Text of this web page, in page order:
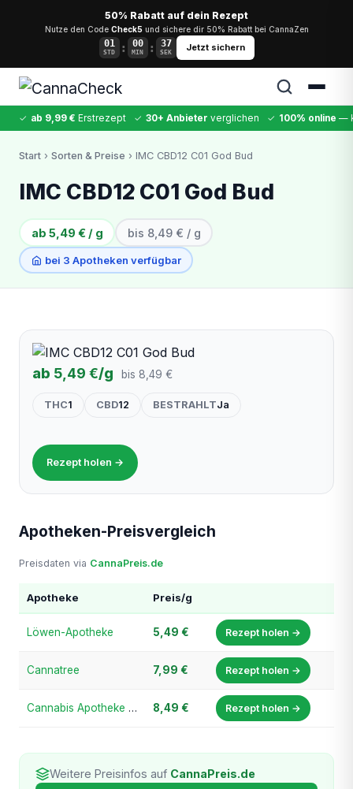
50% Rabatt auf dein Rezept
Nutze den Code Check5und sichere dir 50% Rabatt bei CannaZen
01
STD : 00
MIN : 37
SEK Jetzt sichern
✓ ab 9,99 € Erstrezept ✓ 30+ Anbieter verglichen ✓ 100% online —
Cannabis MDMA Kokain Ketamin LSD CannaZen
Start › Sorten & Preise › IMC CBD12 C01 God Bud
IMC CBD12 C01 God Bud
ab 5,49 € / g bis 8,49 € / g
bei 3 Apotheken verfügbar
ab 5,49 €/g bis 8,49 €
THC1 CBD12 BESTRAHLTJa
Rezept holen →
Apotheken-Preisvergleich
Preisdaten via CannaPreis.de
Apotheke Preis/g
Löwen-Apotheke 5,49 € Rezept holen →
Cannatree 7,99 € Rezept holen →
Cannabis Apotheke Bayern 8,49 € Rezept holen →
Weitere Preisinfos auf CannaPreis.de